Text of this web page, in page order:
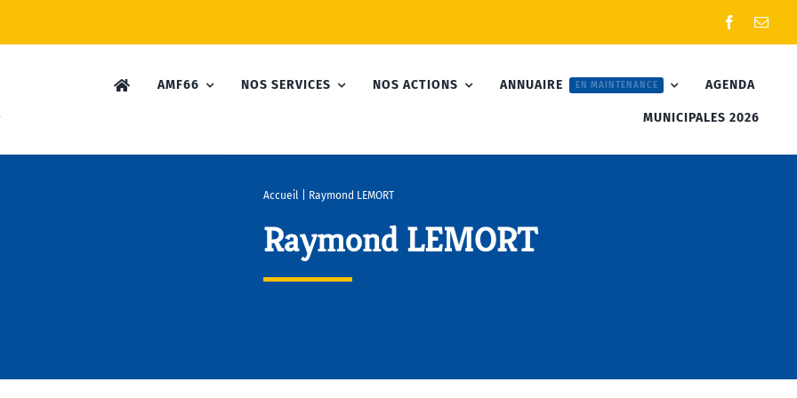
AMF66 NOS SERVICES NOS ACTIONS ANNUAIRE EN MAINTENANCE AGENDA
MUNICIPALES 2026
Accueil| Raymond LEMORT
Raymond LEMORT